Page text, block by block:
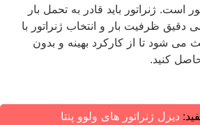
است. ژنراتور باید قادر به تحمل بار
ظرفیت بار و انتخاب ژنراتور با
می ‌شود تا از کارکرد بهینه و بدون
کنید.
دیزل ژنراتور های ولوو پنتا